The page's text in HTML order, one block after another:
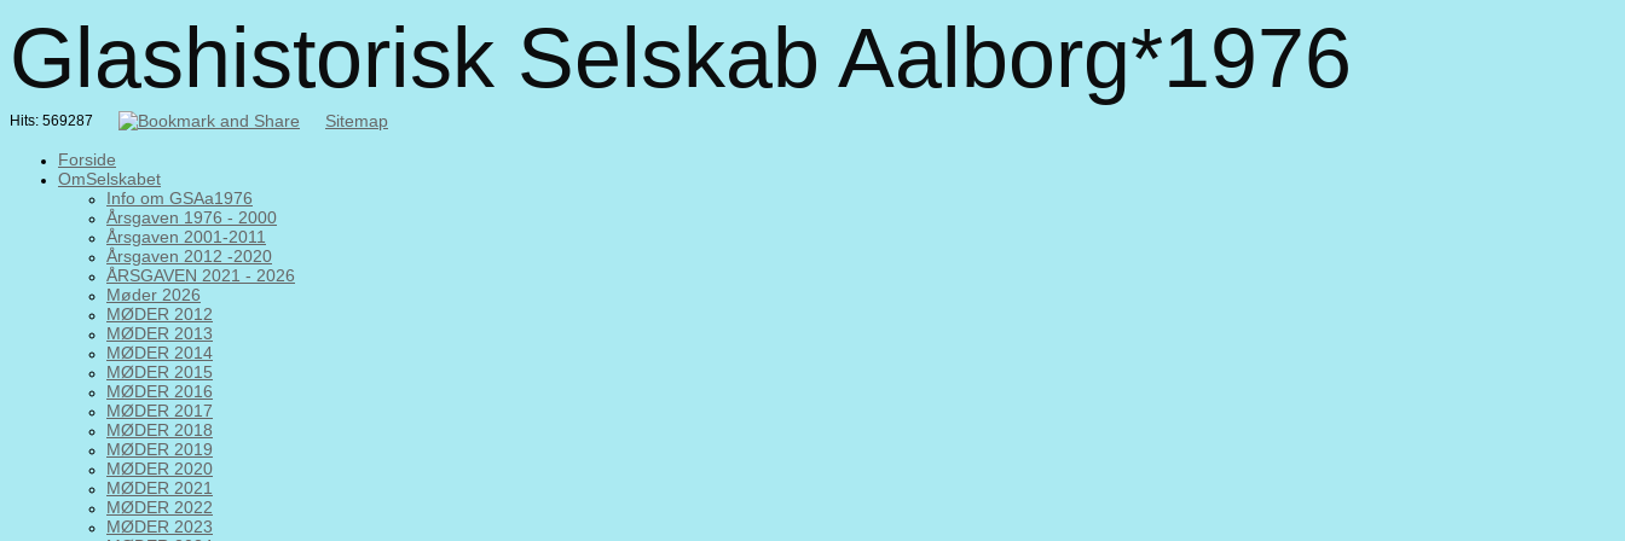
Glashistorisk Selskab Aalborg*1976
Hits: 569287
Sitemap
Forside
OmSelskabet
Info om GSAa1976
Årsgaven 1976 - 2000
Årsgaven 2001-2011
Årsgaven 2012 -2020
ÅRSGAVEN 2021 - 2026
Møder 2026
MØDER 2012
MØDER 2013
MØDER 2014
MØDER 2015
MØDER 2016
MØDER 2017
MØDER 2018
MØDER 2019
MØDER 2020
MØDER 2021
MØDER 2022
MØDER 2023